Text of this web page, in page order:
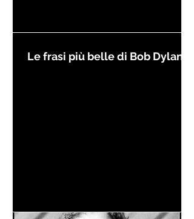
Le frasi più belle di Bob Dylan